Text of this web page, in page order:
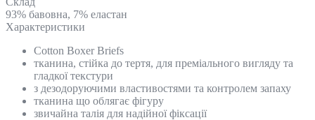
93% бавовна, 7% еластан
Характеристики
Cotton Boxer Briefs
тканина, стійка до тертя, для преміального вигляду та
гладкої текстури
з дезодоруючими властивостями та контролем запаху
тканина що облягає фігуру
звичайна талія для надійної фіксації